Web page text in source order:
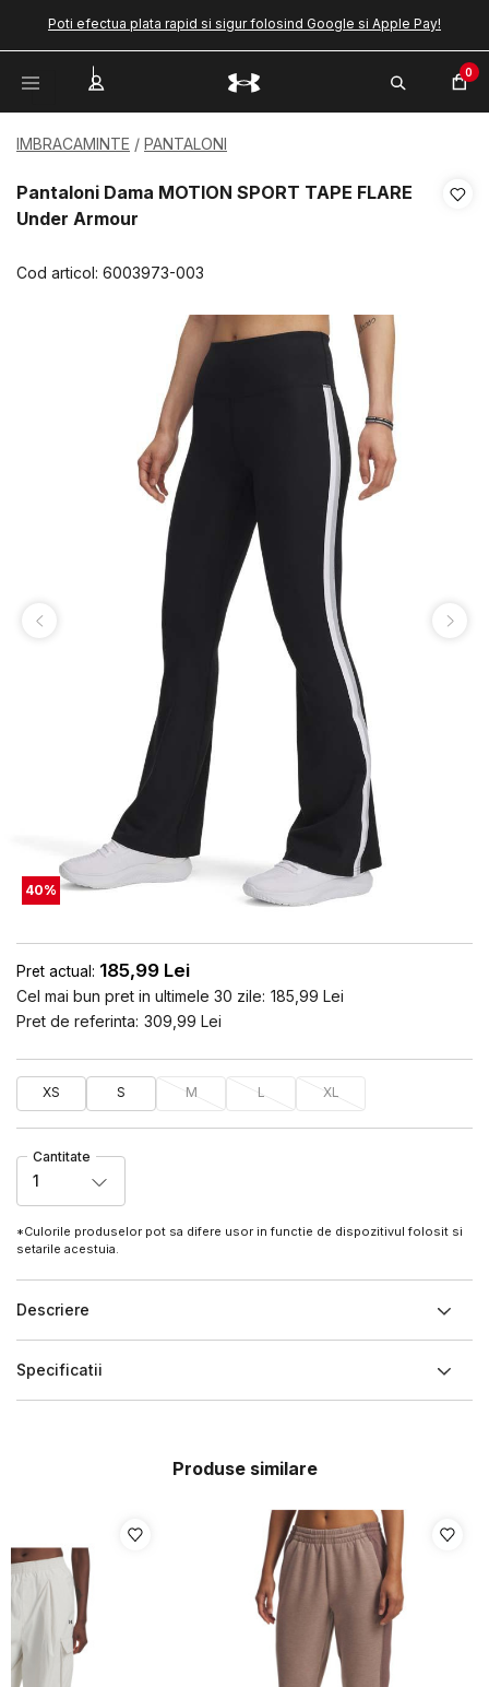
Poti efectua plata rapid si sigur folosind Google si Apple Pay!
0
IMBRACAMINTE PANTALONI
Pantaloni Dama MOTION SPORT TAPE FLARE
Under Armour
Cod articol: 6003973-003
40%
Pret actual: 185,99 Lei
Cel mai bun pret in ultimele 30 zile: 185,99 Lei
Pret de referinta: 309,99 Lei
XS S M L XL
Cantitate
1
*Culorile produselor pot sa difere usor in functie de dispozitivul folosit si
setarile acestuia.
Descriere
Specificatii
Produse similare